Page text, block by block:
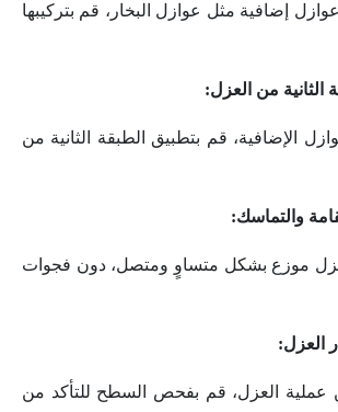
إضافية مثل عوازل البخار، قم بتركيبها
الثانية من العزل:
الإضافية، قم بتطبيق الطبقة الثانية من
والتماسك:
موزع بشكل متساوٍ ومتصل، دون فجوات
العزل:
عملية العزل، قم بفحص السطح للتأكد من